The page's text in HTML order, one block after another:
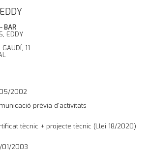
BAR
EDDY
11
05/2002
prèvia d'activitats
tècnic + projecte tècnic (Llei 18/2020)
01/2003